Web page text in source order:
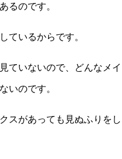
るのです。
ているからです。
ていないので、どんなメイ
いのです。
スがあっても見ぬふりをし